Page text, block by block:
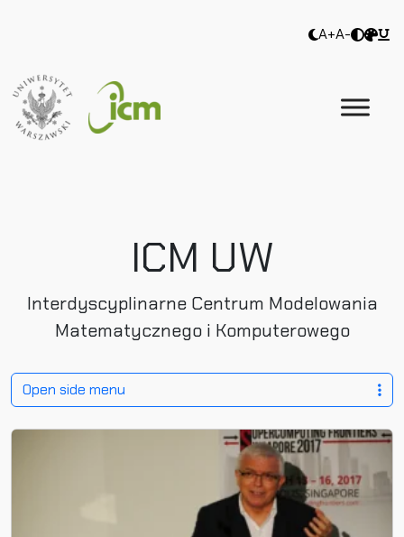
A+A-
ICM UW
Interdyscyplinarne Centrum Modelowania
Matematycznego i Komputerowego
Open side menu